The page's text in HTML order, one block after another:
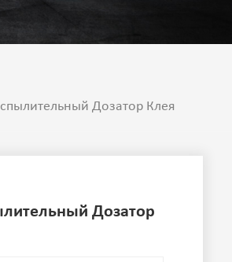
Дозатор Клея
Дозатор